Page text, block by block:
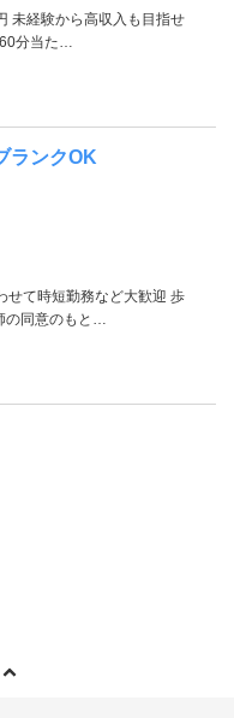
未経験から高収入も目指せ
分当た…
ランクOK
せて時短勤務など大歓迎 歩
の同意のもと…